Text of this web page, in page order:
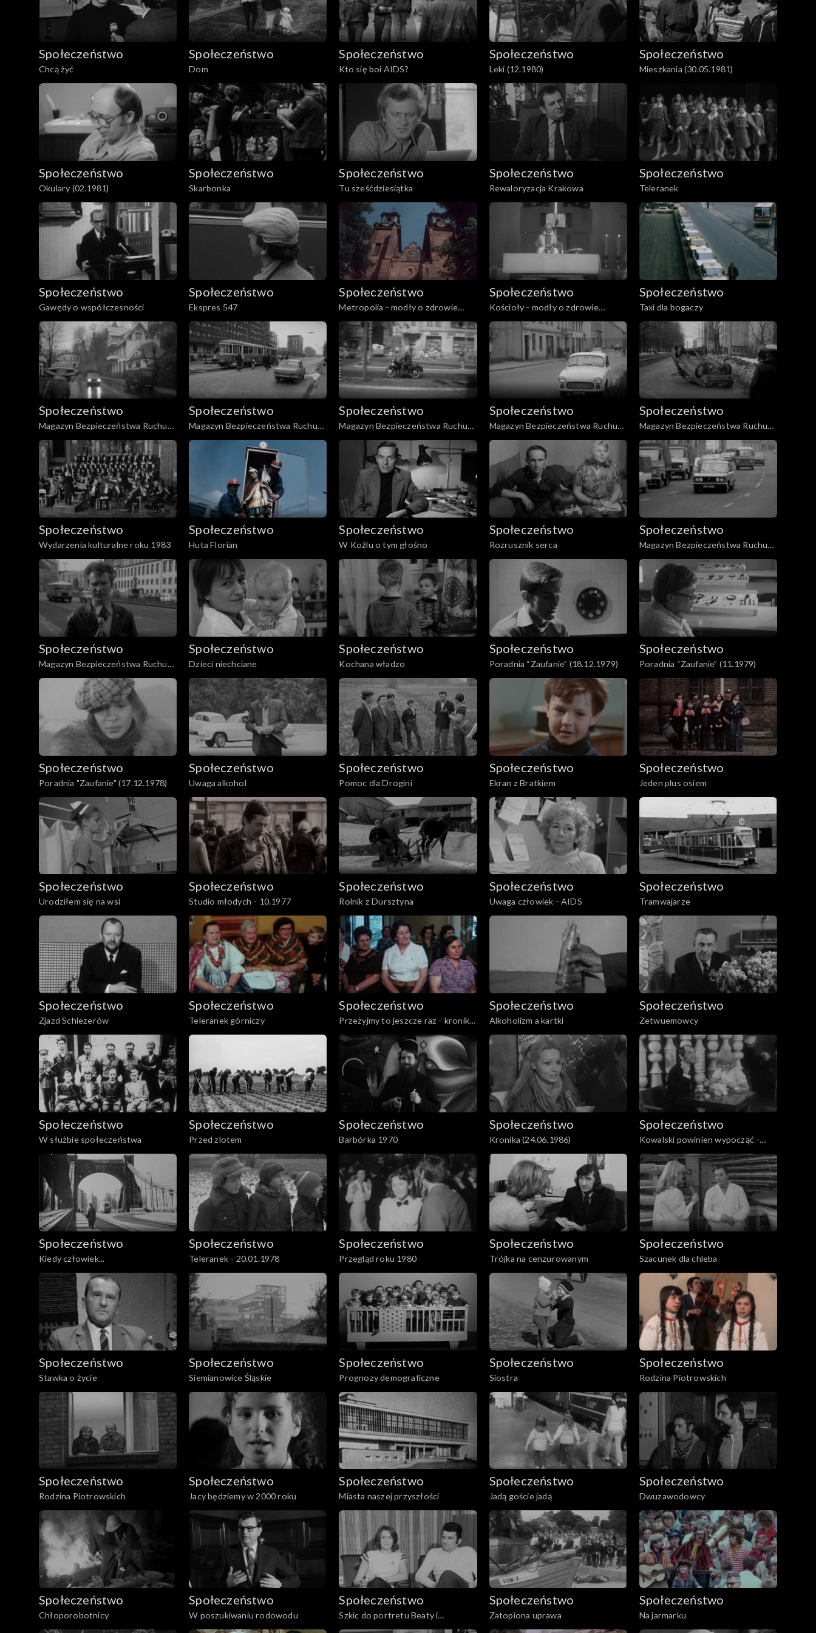
ciężkiej sytuacji materialnej jej rodziny. Nastolatka czuje się wyobcowana wobec otoczenia. Jej rówieśnicy spotykają się na kawie, w kinie, czy na
prywatkach, ona na zaś, ze względu na brak funduszy, nie ma możliwości zintegrowania się z nimi. W tej sprawie głos zabierają także jej bogatsze koleżanki z
klasy, które wyjaśniają, dlaczego z ich perspektywy zadawanie się z biednymi wydaje się być niemożliwe.
Społeczeństwo
Chcą żyć
Społeczeństwo
Dom
Społeczeństwo
Kto się boi AIDS?
Społeczeństwo
Leki (12.1980)
Społeczeństwo
Mieszkania (30.05.1981)
Społeczeństwo
Okulary (02.1981)
Społeczeństwo
Skarbonka
Społeczeństwo
Tu sześćdziesiątka
Społeczeństwo
Rewaloryzacja Krakowa
Społeczeństwo
Teleranek
Społeczeństwo
Gawędy o współczesności
Społeczeństwo
Ekspres 547
Społeczeństwo
Metropolia - modły o zdrowie
papieża
Społeczeństwo
Kościoły - modły o zdrowie
papieża
Społeczeństwo
Taxi dla bogaczy
Społeczeństwo
Magazyn Bezpieczeństwa Ruchu
Drogowego (12.1979)
Społeczeństwo
Magazyn Bezpieczeństwa Ruchu
Drogowego (12.04.1979)
Społeczeństwo
Magazyn Bezpieczeństwa Ruchu
Drogowego (09.1979)
Społeczeństwo
Magazyn Bezpieczeństwa Ruchu
Drogowego (04.1980)
Społeczeństwo
Magazyn Bezpieczeństwa Ruchu
Drogowego (02.1979)
Społeczeństwo
Wydarzenia kulturalne roku 1983
Społeczeństwo
Huta Florian
Społeczeństwo
W Koźlu o tym głośno
Społeczeństwo
Rozrusznik serca
Społeczeństwo
Magazyn Bezpieczeństwa Ruchu
Drogowego (08.03.1979)
Społeczeństwo
Magazyn Bezpieczeństwa Ruchu
Drogowego (10.1979)
Społeczeństwo
Dzieci niechciane
Społeczeństwo
Kochana władzo
Społeczeństwo
Poradnia “Zaufanie” (18.12.1979)
Społeczeństwo
Poradnia “Zaufanie” (11.1979)
Społeczeństwo
Poradnia "Zaufanie" (17.12.1978)
Społeczeństwo
Uwaga alkohol
Społeczeństwo
Pomoc dla Drogini
Społeczeństwo
Ekran z Bratkiem
Społeczeństwo
Jeden plus osiem
Społeczeństwo
Urodziłem się na wsi
Społeczeństwo
Studio młodych - 10.1977
Społeczeństwo
Rolnik z Dursztyna
Społeczeństwo
Uwaga człowiek - AIDS
Społeczeństwo
Tramwajarze
Społeczeństwo
Zjazd Schlezerów
Społeczeństwo
Teleranek górniczy
Społeczeństwo
Przeżyjmy to jeszcze raz - kronika
święta Trybuny Robotniczej
Społeczeństwo
Alkoholizm a kartki
Społeczeństwo
Zetwuemowcy
Społeczeństwo
W służbie społeczeństwa
Społeczeństwo
Przed zlotem
Społeczeństwo
Barbórka 1970
Społeczeństwo
Kronika (24.06.1986)
Społeczeństwo
Kowalski powinien wypocząć -
1973
Społeczeństwo
Kiedy człowiek...
Społeczeństwo
Teleranek - 20.01.1978
Społeczeństwo
Przegląd roku 1980
Społeczeństwo
Trójka na cenzurowanym
Społeczeństwo
Szacunek dla chleba
Społeczeństwo
Stawka o życie
Społeczeństwo
Siemianowice Śląskie
Społeczeństwo
Prognozy demograficzne
Społeczeństwo
Siostra
Społeczeństwo
Rodzina Piotrowskich
Społeczeństwo
Rodzina Piotrowskich
Społeczeństwo
Jacy będziemy w 2000 roku
Społeczeństwo
Miasta naszej przyszłości
Społeczeństwo
Jadą goście jadą
Społeczeństwo
Dwuzawodowcy
Społeczeństwo
Chłoporobotnicy
Społeczeństwo
W poszukiwaniu rodowodu
Społeczeństwo
Szkic do portretu Beaty i
Włodzimierza S.
Społeczeństwo
Zatopiona uprawa
Społeczeństwo
Na jarmarku